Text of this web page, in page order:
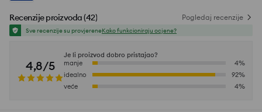
Recenzije proizvoda(42) Pogledaj recenzije
Sve recenzije su provjereneKako funkcioniraju ocjene?
4,8/5
Je li proizvod dobro pristajao?
manje
4%
idealno
92%
veće
4%